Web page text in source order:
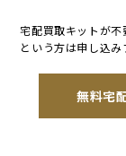
宅配買取キットが不
という方は申し込み
無料宅